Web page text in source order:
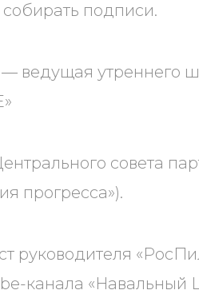
подписи.
— ведущая утреннего
совета
прогресса»).
руководителя
канала «Навальный